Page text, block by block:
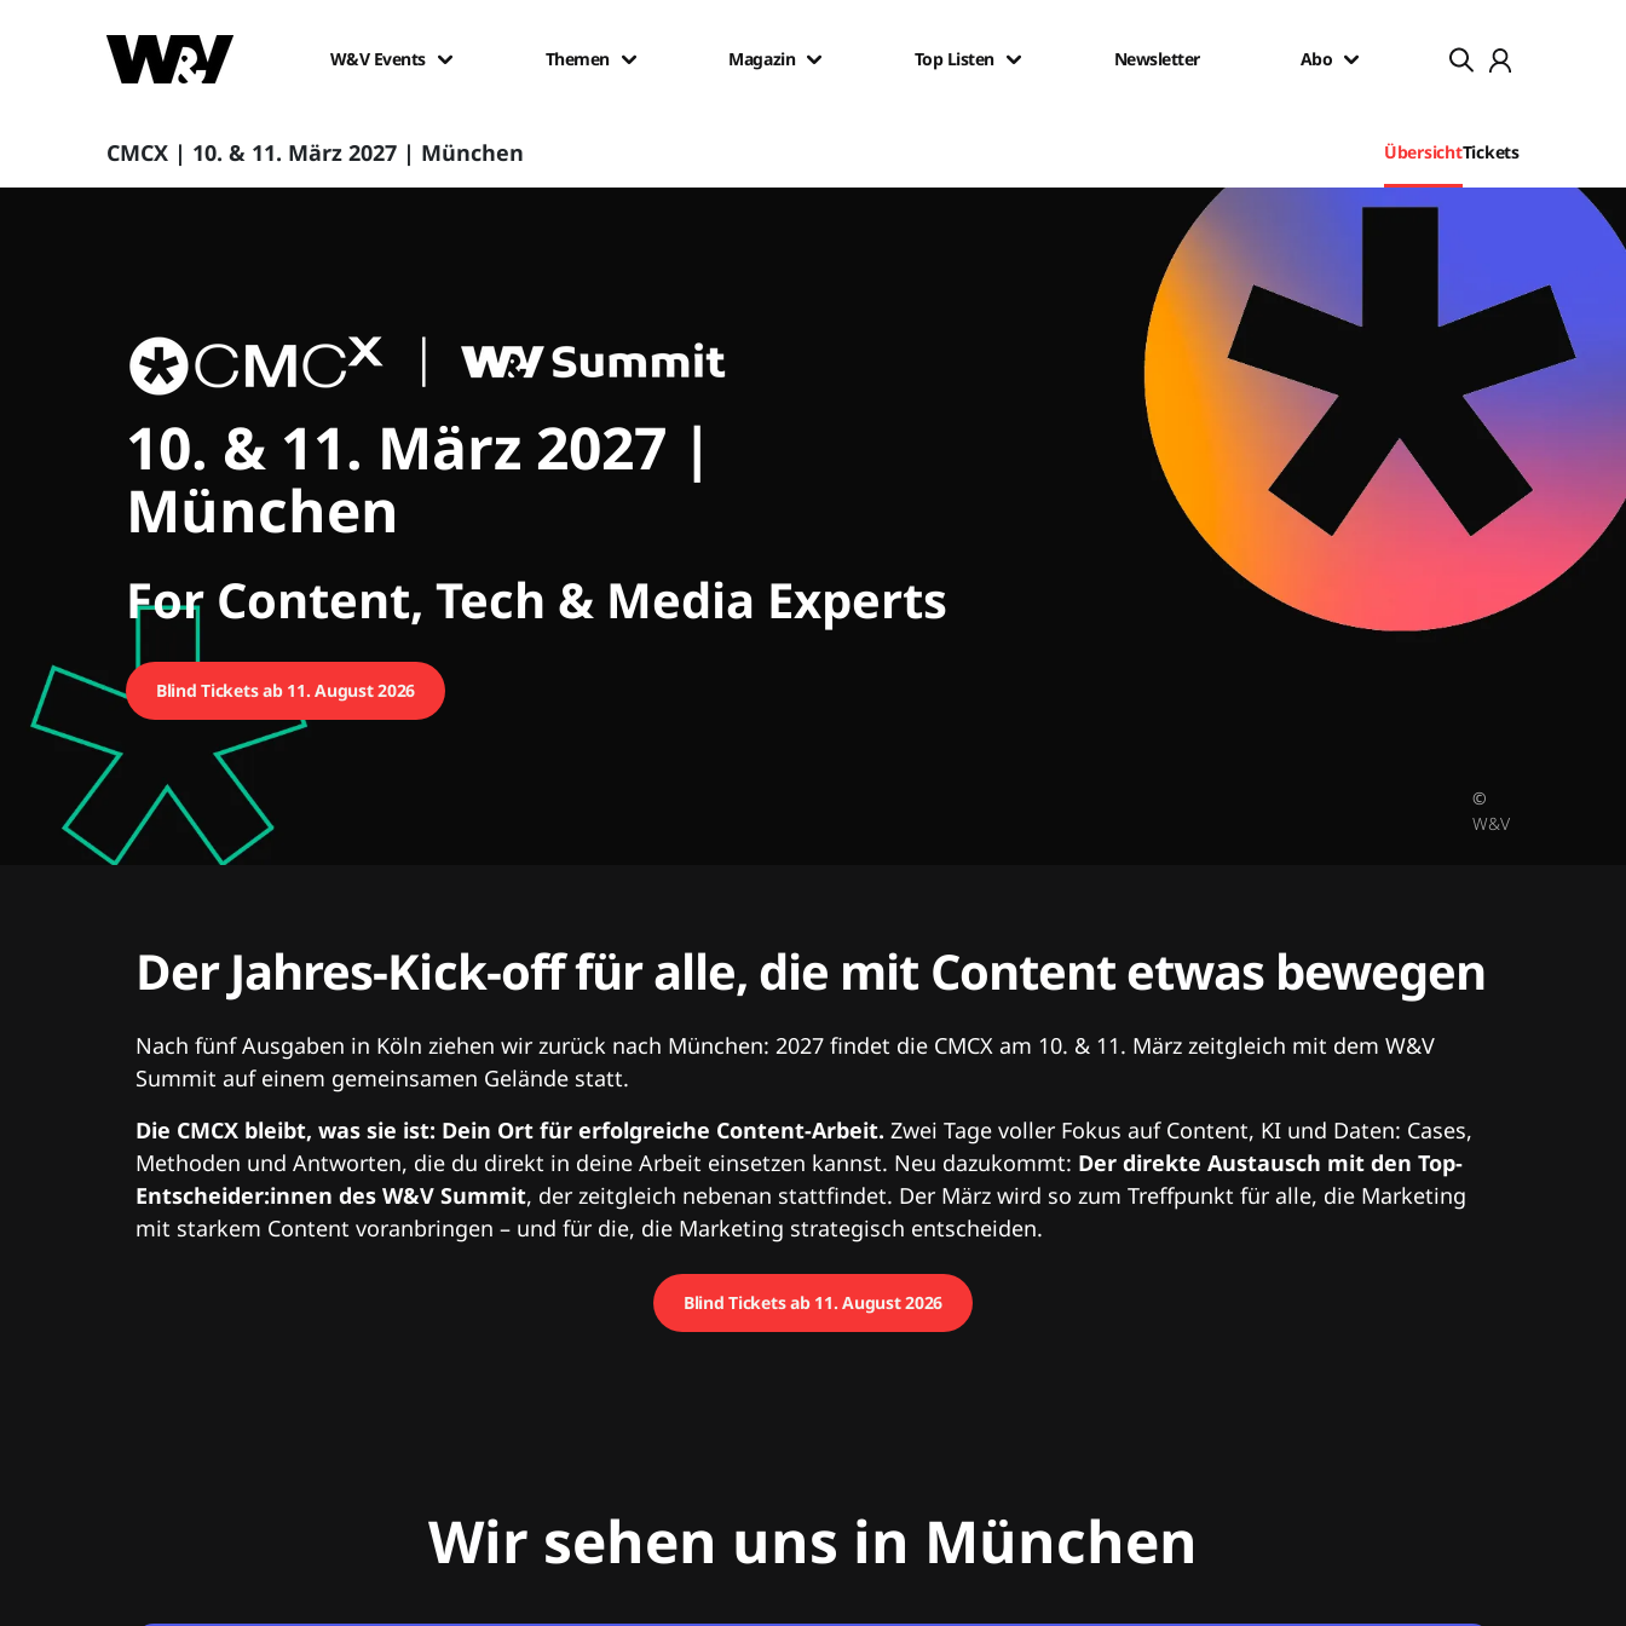
W&V Events Themen Magazin Top Listen Newsletter Abo
CMCX | 10. & 11. März 2027 | München ÜbersichtTickets
CMCX
10. & 11. März 2027 |
München
For Content, Tech & Media Experts
Blind Tickets ab 11. August 2026
©
W&V
Der Jahres-Kick-off für alle, die mit Content etwas bewegen
Nach fünf Ausgaben in Köln ziehen wir zurück nach München: 2027 findet die CMCX am 10. & 11. März zeitgleich mit dem W&V
Summit auf einem gemeinsamen Gelände statt.
Die CMCX bleibt, was sie ist: Dein Ort für erfolgreiche Content-Arbeit. Zwei Tage voller Fokus auf Content, KI und Daten: Cases,
Methoden und Antworten, die du direkt in deine Arbeit einsetzen kannst. Neu dazukommt: Der direkte Austausch mit den Top-
Entscheider:innen des W&V Summit, der zeitgleich nebenan stattfindet. Der März wird so zum Treffpunkt für alle, die Marketing
mit starkem Content voranbringen – und für die, die Marketing strategisch entscheiden.
Blind Tickets ab 11. August 2026
Wir sehen uns in München